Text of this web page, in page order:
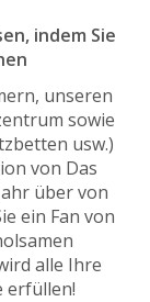
indem Sie
unseren
sowie
usw.)
von Das
über von
ein Fan von
alle Ihre
erfüllen!